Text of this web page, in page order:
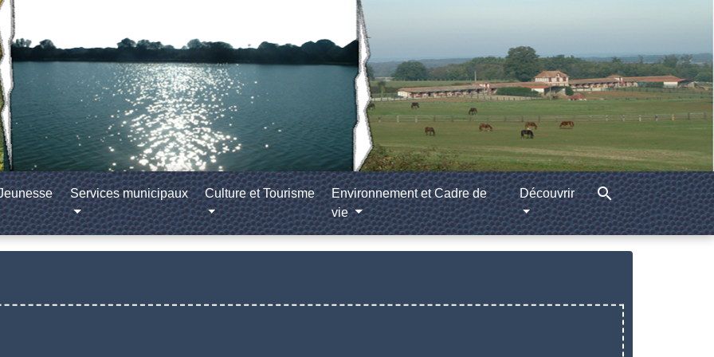
Services municipaux Culture et Tourisme
Environnement et Cadre de
vie
Découvrir search